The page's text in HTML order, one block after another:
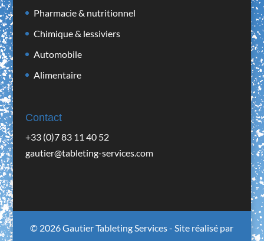
Pharmacie & nutritionnel
Chimique & lessiviers
Automobile
Alimentaire
Contact
+33 (0)7 83 11 40 52
gautier@tableting-services.com
© 2026 Gautier Tableting Services - Site réalisé par